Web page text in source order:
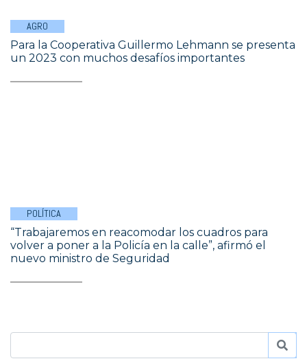
AGRO
Para la Cooperativa Guillermo Lehmann se presenta
un 2023 con muchos desafíos importantes
POLÍTICA
“Trabajaremos en reacomodar los cuadros para
volver a poner a la Policía en la calle”, afirmó el
nuevo ministro de Seguridad